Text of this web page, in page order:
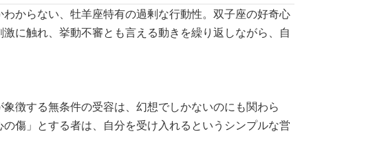
からない、牡羊座特有の過剰な行動性。双子座の好奇心
に触れ、挙動不審とも言える動きを繰り返しながら、自
徴する無条件の受容は、幻想でしかないのにも関わら
傷」とする者は、自分を受け入れるというシンプルな営